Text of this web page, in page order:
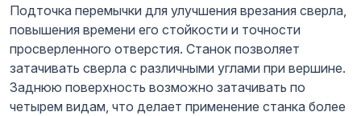
Подточка перемычки для улучшения врезания сверла,
повышения времени его стойкости и точности
просверленного отверстия. Станок позволяет
затачивать сверла с различными углами при вершине.
Заднюю поверхность возможно затачивать по
четырем видам, что делает применение станка более